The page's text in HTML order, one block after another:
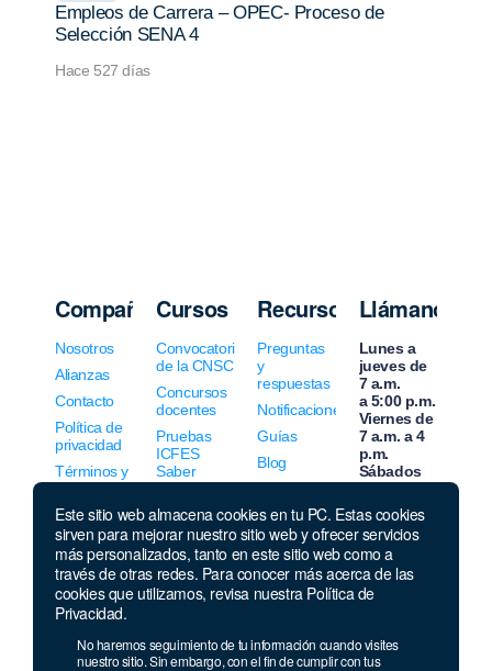
Este sitio web almacena cookies en tu PC. Estas cookies
sirven para mejorar nuestro sitio web y ofrecer servicios
más personalizados, tanto en este sitio web como a
través de otras redes. Para conocer más acerca de las
cookies que utilizamos, revisa nuestra Política de
Privacidad.
No haremos seguimiento de tu información cuando visites
nuestro sitio. Sin embargo, con el fin de cumplir con tus
Empleos de Carrera – OPEC- Proceso de
Selección SENA 4
Hace 527 días
Compañía
Nosotros
Alianzas
Contacto
Política de
privacidad
Términos y
Cursos
Convocatorias
de la CNSC
Concursos
docentes
Pruebas
ICFES
Saber
gratis
Recursos
Preguntas
y
respuestas
Notificaciones
Guías
Blog
Empleo
Llámanos
Lunes a
jueves de
7 a.m.
a 5:00 p.m.
Viernes de
7 a.m. a 4
p.m.
Sábados
2 p.m.
Linea
nacional:
01 8000 41
3000
333 033 40
39